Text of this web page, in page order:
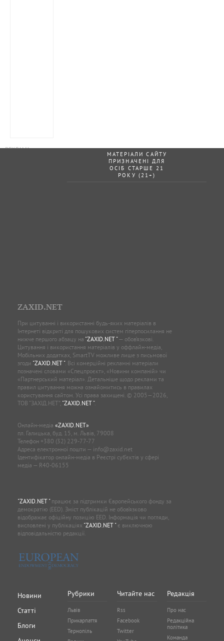
МАТЕРІАЛИ САЙТУ
ПРИЗНАЧЕНІ ДЛЯ
ОСІБ СТАРШЕ 21
РОКУ (21+)
ZAXID.NET
При цитуванні і використанні будь-яких матеріалів в
Інтернеті відкриті для пошукових систем гіперпосилання не
нижче першого абзацу на "ZAXID.NET "— обов’язкові.
Цитування і використання матеріалів у оффлайн-медіа,
Мобільних додатках, SmartTV можливе лише з письмової
згоди "ZAXID.NET ". Всі комерційні рекламні матеріали
позначені словами «Спецпроєкт», «Новини компаній» чи
«Партнерський матеріал». Детальніше щодо реклами та
правил цитування можна ознайомитись в правилах
користування сайтом. Усі права захищені. © 2005—2026,
ТОВ “ЗАХІД.НЕТ”, "ZAXID.NET ".
Онлайн-медіа «ZAXID.NET»
пл. Галицька, буд. 15, м. Львів, 79008
Телефон +380 (32) 229-77-77
Адреса електронної пошти — info@zaxid.net
Ідентифікатор онлайн-медіа в Реєстрі суб'єктів у сфері
медіа — R40-06155
"ZAXID.NET "працює за підтримки Європейського фонду за
демократію (EED). Зміст публікацій не обов’язково
відображає офіційну позицію EED. Інформація чи погляди,
висловлені у публікаціях "ZAXID.NET "є виключною
відповідальністю редакції.
Новини
Статті
Блоги
Рубрики
Львів
Прикарпаття
Тернопіль
Читайте нас
Rss
Facebook
Twitter
Редакція
Про нас
Редакційна
політика
Команда